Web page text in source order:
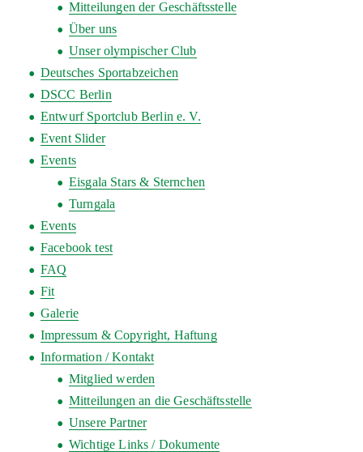
Mitteilungen der Geschäftsstelle
Über uns
Unser olympischer Club
Deutsches Sportabzeichen
DSCC Berlin
Entwurf Sportclub Berlin e. V.
Event Slider
Events
Eisgala Stars & Sternchen
Turngala
Events
Facebook test
FAQ
Fit
Galerie
Impressum & Copyright, Haftung
Information / Kontakt
Mitglied werden
Mitteilungen an die Geschäftsstelle
Unsere Partner
Wichtige Links / Dokumente